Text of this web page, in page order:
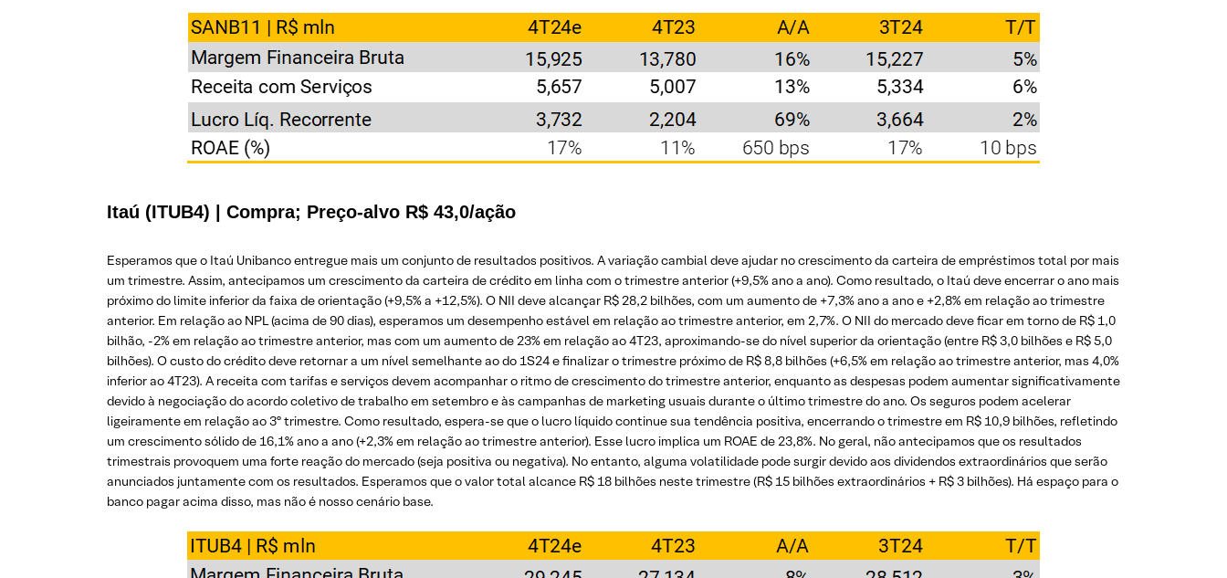
Itaú (ITUB4) | Compra; Preço-alvo R$ 43,0/ação
Esperamos que o Itaú Unibanco entregue mais um conjunto de resultados positivos. A variação cambial deve ajudar no crescimento da carteira de empréstimos total por mais
um trimestre. Assim, antecipamos um crescimento da carteira de crédito em linha com o trimestre anterior (+9,5% ano a ano). Como resultado, o Itaú deve encerrar o ano mais
próximo do limite inferior da faixa de orientação (+9,5% a +12,5%). O NII deve alcançar R$ 28,2 bilhões, com um aumento de +7,3% ano a ano e +2,8% em relação ao trimestre
anterior. Em relação ao NPL (acima de 90 dias), esperamos um desempenho estável em relação ao trimestre anterior, em 2,7%. O NII do mercado deve ficar em torno de R$ 1,0
bilhão, -2% em relação ao trimestre anterior, mas com um aumento de 23% em relação ao 4T23, aproximando-se do nível superior da orientação (entre R$ 3,0 bilhões e R$ 5,0
bilhões). O custo do crédito deve retornar a um nível semelhante ao do 1S24 e finalizar o trimestre próximo de R$ 8,8 bilhões (+6,5% em relação ao trimestre anterior, mas 4,0%
inferior ao 4T23). A receita com tarifas e serviços devem acompanhar o ritmo de crescimento do trimestre anterior, enquanto as despesas podem aumentar significativamente
devido à negociação do acordo coletivo de trabalho em setembro e às campanhas de marketing usuais durante o último trimestre do ano. Os seguros podem acelerar
ligeiramente em relação ao 3º trimestre. Como resultado, espera-se que o lucro líquido continue sua tendência positiva, encerrando o trimestre em R$ 10,9 bilhões, refletindo
um crescimento sólido de 16,1% ano a ano (+2,3% em relação ao trimestre anterior). Esse lucro implica um ROAE de 23,8%. No geral, não antecipamos que os resultados
trimestrais provoquem uma forte reação do mercado (seja positiva ou negativa). No entanto, alguma volatilidade pode surgir devido aos dividendos extraordinários que serão
anunciados juntamente com os resultados. Esperamos que o valor total alcance R$ 18 bilhões neste trimestre (R$ 15 bilhões extraordinários + R$ 3 bilhões). Há espaço para o
banco pagar acima disso, mas não é nosso cenário base.